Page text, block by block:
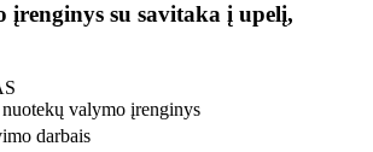
įrenginys su savitaka į upelį,
darbais